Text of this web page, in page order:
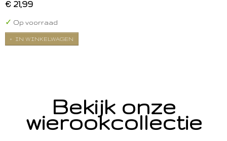
€ 21,99
✓ Op voorraad
IN WINKELWAGEN
Bekijk onze
wierookcollectie